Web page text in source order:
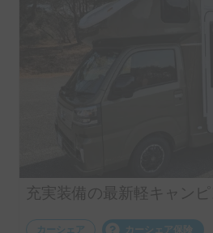
カーシェア カーシェア保険